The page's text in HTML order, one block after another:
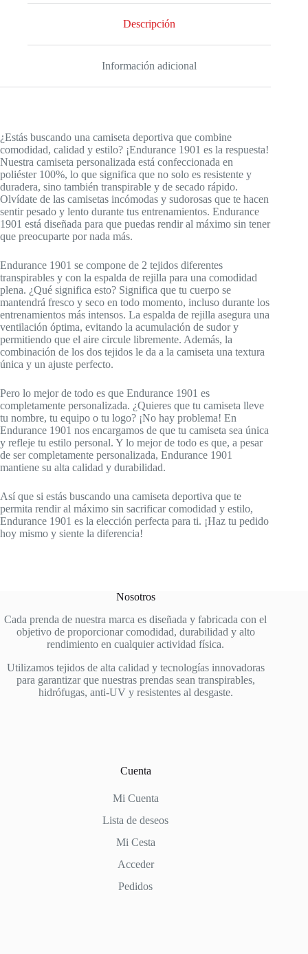
Descripción
Información adicional
¿Estás buscando una camiseta deportiva que combine
comodidad, calidad y estilo? ¡Endurance 1901 es la respuesta!
Nuestra camiseta personalizada está confeccionada en
poliéster 100%, lo que significa que no solo es resistente y
duradera, sino también transpirable y de secado rápido.
Olvídate de las camisetas incómodas y sudorosas que te hacen
sentir pesado y lento durante tus entrenamientos. Endurance
1901 está diseñada para que puedas rendir al máximo sin tener
que preocuparte por nada más.
Endurance 1901 se compone de 2 tejidos diferentes
transpirables y con la espalda de rejilla para una comodidad
plena. ¿Qué significa esto? Significa que tu cuerpo se
mantendrá fresco y seco en todo momento, incluso durante los
entrenamientos más intensos. La espalda de rejilla asegura una
ventilación óptima, evitando la acumulación de sudor y
permitiendo que el aire circule libremente. Además, la
combinación de los dos tejidos le da a la camiseta una textura
única y un ajuste perfecto.
Pero lo mejor de todo es que Endurance 1901 es
completamente personalizada. ¿Quieres que tu camiseta lleve
tu nombre, tu equipo o tu logo? ¡No hay problema! En
Endurance 1901 nos encargamos de que tu camiseta sea única
y refleje tu estilo personal. Y lo mejor de todo es que, a pesar
de ser completamente personalizada, Endurance 1901
mantiene su alta calidad y durabilidad.
Así que si estás buscando una camiseta deportiva que te
permita rendir al máximo sin sacrificar comodidad y estilo,
Endurance 1901 es la elección perfecta para ti. ¡Haz tu pedido
hoy mismo y siente la diferencia!
Nosotros
Cada prenda de nuestra marca es diseñada y fabricada con el
objetivo de proporcionar comodidad, durabilidad y alto
rendimiento en cualquier actividad física.
Utilizamos tejidos de alta calidad y tecnologías innovadoras
para garantizar que nuestras prendas sean transpirables,
hidrófugas, anti-UV y resistentes al desgaste.
Cuenta
Mi Cuenta
Lista de deseos
Mi Cesta
Acceder
Pedidos